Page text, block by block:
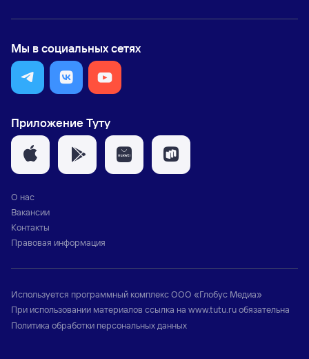
Мы в социальных сетях
Приложение Туту
О нас
Вакансии
Контакты
Правовая информация
Используется программный комплексООО «Глобус Медиа»
При использовании материалов ссылка на www.tutu.ruобязательна
Политика обработки персональных данных